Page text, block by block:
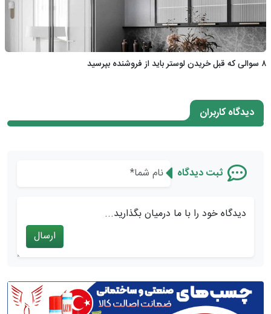
۸ سوالی که قبل خریدن لوستر باید از فروشنده بپرسید
دیدگاه کاربران
ثبت دیدگاه
دیدگاه خود را با ما درمیان بگذارید...
ارسال